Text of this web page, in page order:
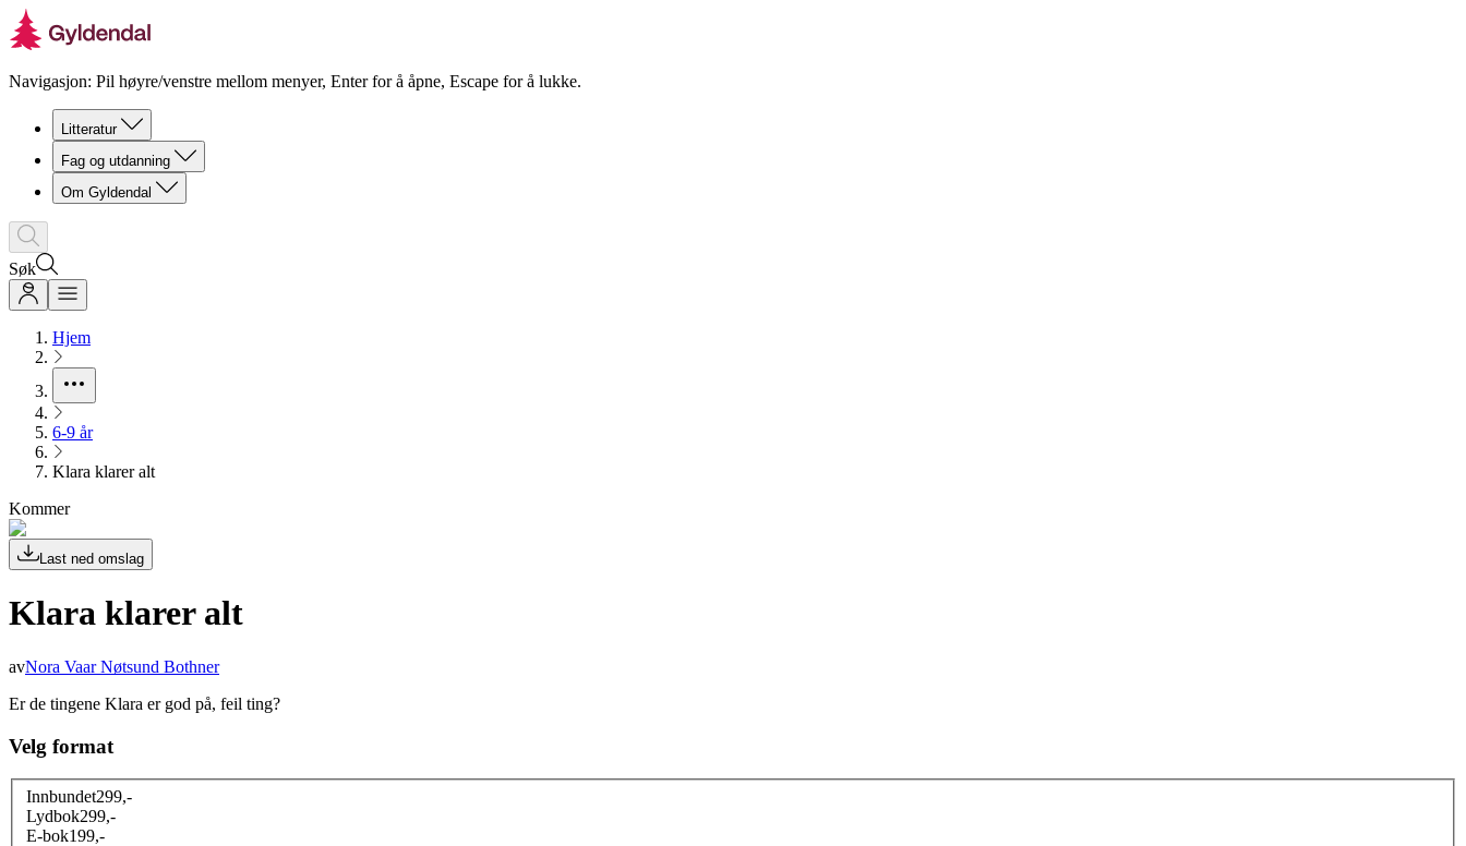
Navigasjon: Pil høyre/venstre mellom menyer, Enter for å åpne, Escape for å lukke.
Litteratur
Fag og utdanning
Om Gyldendal
Søk
Hjem
6-9 år
Klara klarer alt
Kommer
Last ned omslag
Klara klarer alt
avNora Vaar Nøtsund Bothner
Er de tingene Klara er god på, feil ting?
Velg format
Innbundet299,-
Lydbok299,-
E-bok199,-